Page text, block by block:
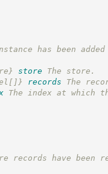
has been added
store
The store.
records
The
The index at which
have been